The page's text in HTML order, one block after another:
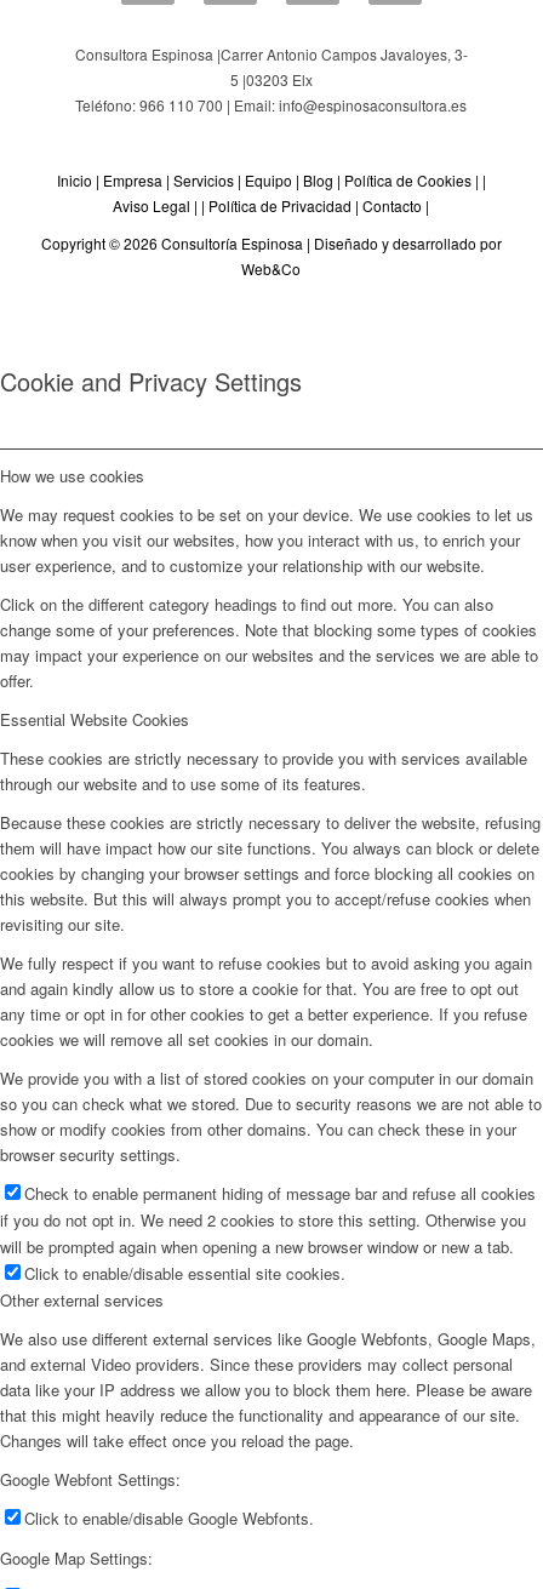
Consultora Espinosa |Carrer Antonio Campos Javaloyes, 3-
5 |03203 Elx
Teléfono: 966 110 700 | Email: info@espinosaconsultora.es
Inicio | Empresa | Servicios| Equipo | Blog | Política de Cookies| |
Aviso Legal | | Política de Privacidad |Contacto |
Copyright © 2026 Consultoría Espinosa | Diseñado y desarrollado por
Web&Co
Cookie and Privacy Settings
How we use cookies
We may request cookies to be set on your device. We use cookies to let us
know when you visit our websites, how you interact with us, to enrich your
user experience, and to customize your relationship with our website.
Click on the different category headings to find out more. You can also
change some of your preferences. Note that blocking some types of cookies
may impact your experience on our websites and the services we are able to
offer.
Essential Website Cookies
These cookies are strictly necessary to provide you with services available
through our website and to use some of its features.
Because these cookies are strictly necessary to deliver the website, refusing
them will have impact how our site functions. You always can block or delete
cookies by changing your browser settings and force blocking all cookies on
this website. But this will always prompt you to accept/refuse cookies when
revisiting our site.
We fully respect if you want to refuse cookies but to avoid asking you again
and again kindly allow us to store a cookie for that. You are free to opt out
any time or opt in for other cookies to get a better experience. If you refuse
cookies we will remove all set cookies in our domain.
We provide you with a list of stored cookies on your computer in our domain
so you can check what we stored. Due to security reasons we are not able to
show or modify cookies from other domains. You can check these in your
browser security settings.
Check to enable permanent hiding of message bar and refuse all cookies
if you do not opt in. We need 2 cookies to store this setting. Otherwise you
will be prompted again when opening a new browser window or new a tab.
Click to enable/disable essential site cookies.
Other external services
We also use different external services like Google Webfonts, Google Maps,
and external Video providers. Since these providers may collect personal
data like your IP address we allow you to block them here. Please be aware
that this might heavily reduce the functionality and appearance of our site.
Changes will take effect once you reload the page.
Google Webfont Settings:
Click to enable/disable Google Webfonts.
Google Map Settings: